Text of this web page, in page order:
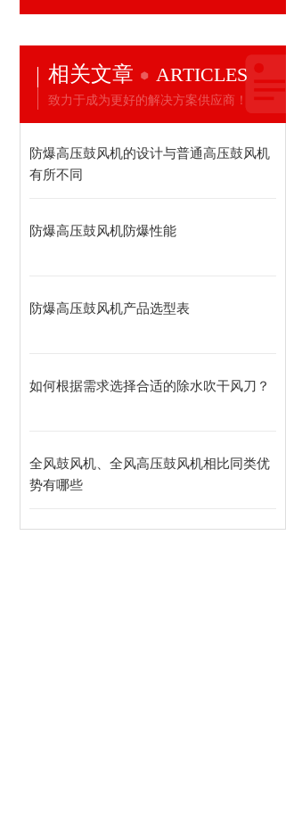
相关文章 ARTICLES
致力于成为更好的解决方案供应商！
防爆高压鼓风机的设计与普通高压鼓风机
有所不同
防爆高压鼓风机防爆性能
防爆高压鼓风机产品选型表
如何根据需求选择合适的除水吹干风刀？
全风鼓风机、全风高压鼓风机相比同类优
势有哪些